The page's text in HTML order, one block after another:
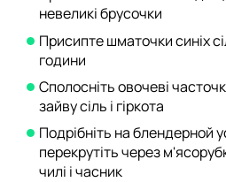
невеликі брусочки
Присипте шматочки синіх
години
Сполосніть овочеві
зайву сіль і гіркота
Подрібніть на блендерной
перекрутіть через
чилі і часник